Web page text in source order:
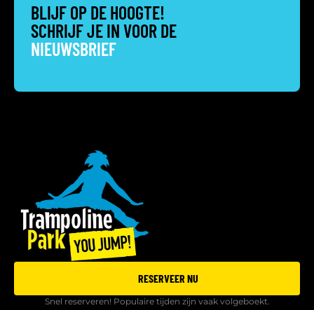
BLIJF OP DE HOOGTE!
SCHRIJF JE IN VOOR DE
NIEUWSBRIEF
RESERVEER NU
Snel reserveren! Populaire tijden zijn vaak volgeboekt.